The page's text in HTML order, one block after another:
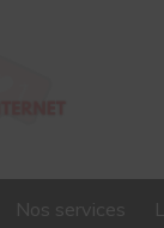
Nos services